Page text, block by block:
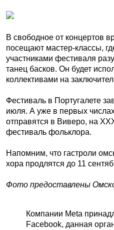
В свободное от концертов
посещают мастер-классы,
участниками фестиваля
танец басков. Он будет
коллективами на
Фестиваль в Португалете
июля. А уже в первых
отправятся в Виверо, на
фестиваль фольклора.
Напомним, что гастроли
хора продлятся до 11
Фото предоставлены
Компании Meta
Facebook, данная